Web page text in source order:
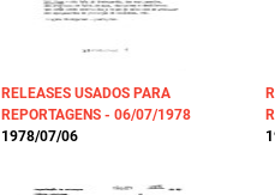
RELEASES USADOS PARA
REPORTAGENS - 06/07/1978
1978/07/06